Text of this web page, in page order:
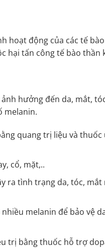
hoạt động của các tế
hại tấn công tế bào thần
hưởng đến da, mắt,
melanin.
quang trị liệu và thuốc
cổ, mặt,..
ra tình trạng da, tóc, mắt
melanin để bảo vệ
trị bằng thuốc hỗ trợ